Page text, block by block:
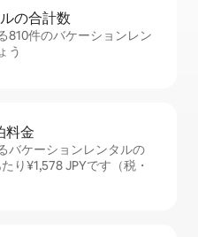
の合⁠計⁠数
810件のバケーションレン
う
料⁠金
バケーションレンタルの
り¥1,578 JPYです（税・